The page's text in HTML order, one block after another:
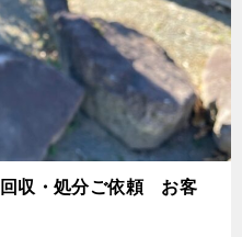
回収・処分ご依頼 お客